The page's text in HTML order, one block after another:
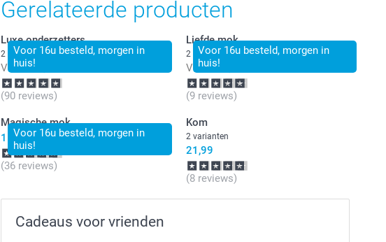
Gerelateerde producten
Voor 16u besteld, morgen in
huis!
Luxe onderzetters
2 varianten
Vanaf 24,99
(90 reviews)
Voor 16u besteld, morgen in
huis!
Liefde mok
2 varianten
Vanaf 14,99
(9 reviews)
Voor 16u besteld, morgen in
huis!
Magische mok
15,99
(36 reviews)
Kom
2 varianten
21,99
(8 reviews)
Cadeaus voor vrienden